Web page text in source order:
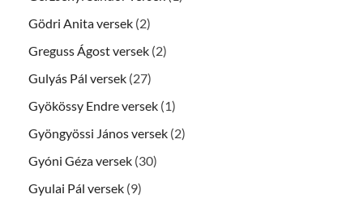
Gödri Anita versek (2)
Greguss Ágost versek (2)
Gulyás Pál versek (27)
Gyökössy Endre versek (1)
Gyöngyössi János versek (2)
Gyóni Géza versek (30)
Gyulai Pál versek (9)